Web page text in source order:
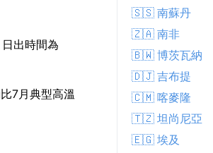
出時間為
7月典型高溫
🇸🇸 南蘇丹
🇿🇦 南非
🇧🇼 博茨瓦納
🇩🇯 吉布提
🇨🇲 喀麥隆
🇹🇿 坦尚尼亞
🇪🇬 埃及